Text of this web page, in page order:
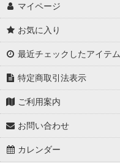
マイページ
お気に入り
最近チェックしたアイテム
特定商取引法表示
ご利用案内
お問い合わせ
カレンダー